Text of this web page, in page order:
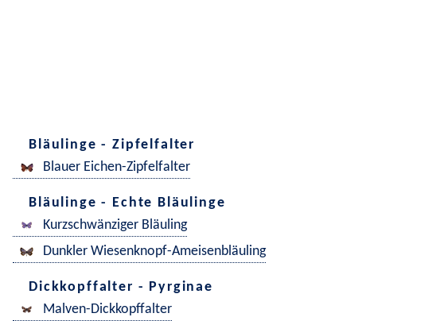
Bläulinge - Zipfelfalter
Blauer Eichen-Zipfelfalter
Bläulinge - Echte Bläulinge
Kurzschwänziger Bläuling
Dunkler Wiesenknopf-Ameisenbläuling
Dickkopffalter - Pyrginae
Malven-Dickkopffalter